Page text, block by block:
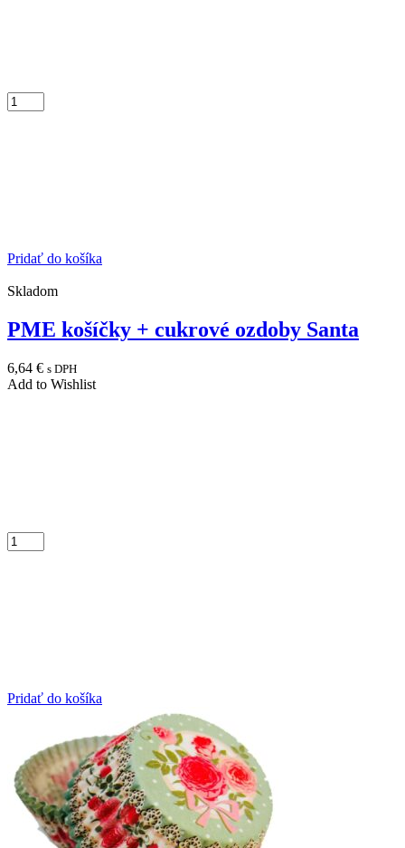
Pridať do košíka
Skladom
PME košíčky + cukrové ozdoby Santa
6,64 € s DPH
Add to Wishlist
Pridať do košíka